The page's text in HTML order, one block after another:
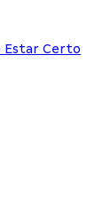
Estar Certo